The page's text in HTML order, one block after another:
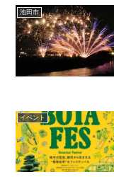
池田市
イベント